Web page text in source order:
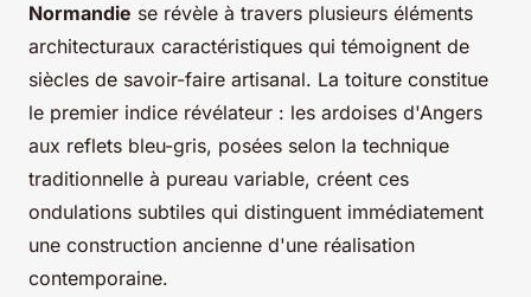
Normandie se révèle à travers plusieurs éléments
architecturaux caractéristiques qui témoignent de
siècles de savoir-faire artisanal. La toiture constitue
le premier indice révélateur : les ardoises d'Angers
aux reflets bleu-gris, posées selon la technique
traditionnelle à pureau variable, créent ces
ondulations subtiles qui distinguent immédiatement
une construction ancienne d'une réalisation
contemporaine.